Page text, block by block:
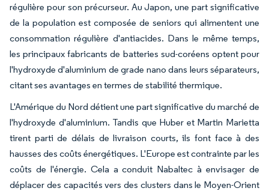
régulière pour son précurseur. Au Japon, une part significative
de la population est composée de seniors qui alimentent une
consommation régulière d'antiacides. Dans le même temps,
les principaux fabricants de batteries sud-coréens optent pour
l'hydroxyde d'aluminium de grade nano dans leurs séparateurs,
citant ses avantages en termes de stabilité thermique.
L'Amérique du Nord détient une part significative du marché de
l'hydroxyde d'aluminium. Tandis que Huber et Martin Marietta
tirent parti de délais de livraison courts, ils font face à des
hausses des coûts énergétiques. L'Europe est contrainte par les
coûts de l'énergie. Cela a conduit Nabaltec à envisager de
déplacer des capacités vers des clusters dans le Moyen-Orient